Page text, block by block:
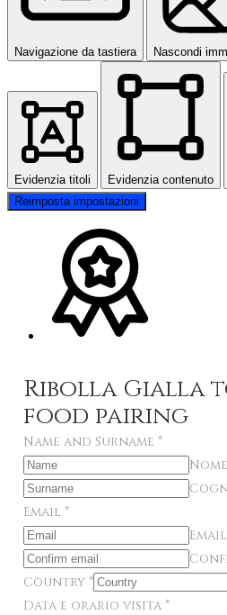
Navigazione da tastiera Nascondi
Evidenzia titoli Evidenzia contenuto
Reimposta impostazioni
Ribolla Gialla
food pairing
Name and Surname *
Nome
Email *
Email
Country *
Data e orario visita *